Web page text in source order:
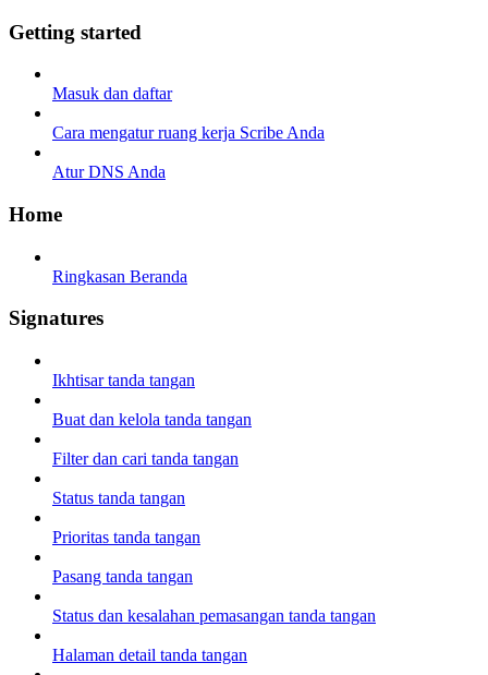
Getting started
Masuk dan daftar
Cara mengatur ruang kerja Scribe Anda
Atur DNS Anda
Home
Ringkasan Beranda
Signatures
Ikhtisar tanda tangan
Buat dan kelola tanda tangan
Filter dan cari tanda tangan
Status tanda tangan
Prioritas tanda tangan
Pasang tanda tangan
Status dan kesalahan pemasangan tanda tangan
Halaman detail tanda tangan